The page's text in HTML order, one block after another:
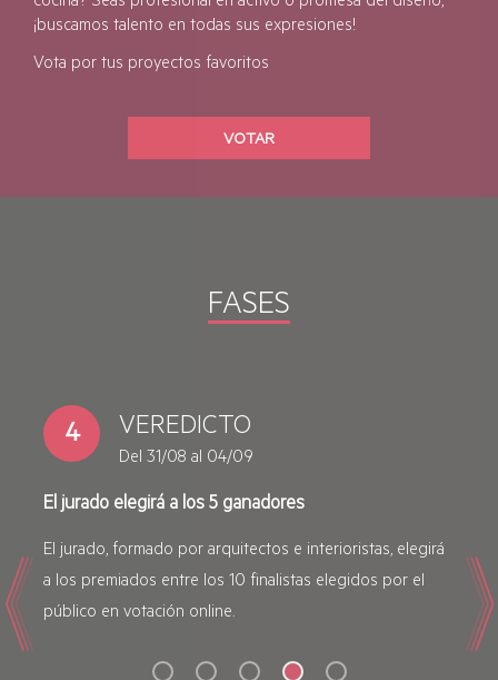
¡buscamos talento en todas sus expresiones!
Vota por tus proyectos favoritos
VOTAR
FASES
5 PREMIOS
Septiembre 2026
Entrega de premios en una gala final
Los ganadores recibirán grandes premios:
electrodomésticos premium AEG, cena para 2 personas
en estrella Michelin y un viaje a Estocolmo para 2
Previous